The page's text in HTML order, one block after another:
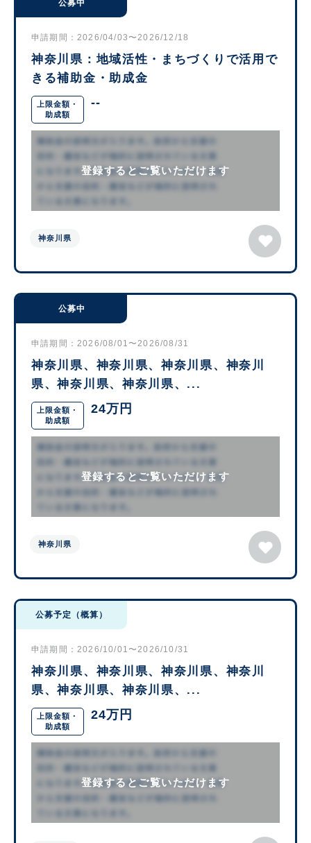
公募中
申請期間：2026/04/03〜2026/12/18
神奈川県：地域活性・まちづくりで活用で
きる補助金・助成金
上限金額・
助成額
--
登録するとご覧いただけます
神奈川県
公募中
申請期間：2026/08/01〜2026/08/31
神奈川県、神奈川県、神奈川県、神奈川
県、神奈川県、神奈川県、...
上限金額・
助成額
24万円
登録するとご覧いただけます
神奈川県
公募予定（概算）
申請期間：2026/10/01〜2026/10/31
神奈川県、神奈川県、神奈川県、神奈川
県、神奈川県、神奈川県、...
上限金額・
助成額
24万円
登録するとご覧いただけます